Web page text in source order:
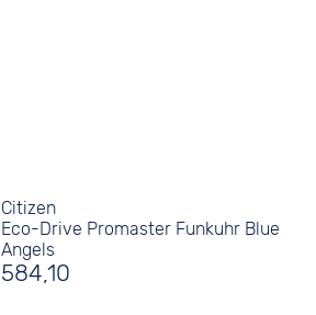
Citizen
Eco-Drive Promaster Funkuhr Blue
Angels
584,10